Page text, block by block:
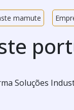
mamute
Soluções